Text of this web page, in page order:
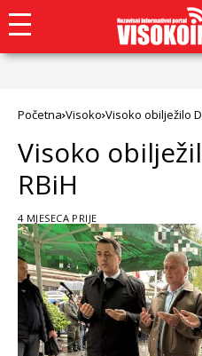
Početna Visoko Visoko obilježilo
Visoko
RBiH
4 MJESECA PRIJE